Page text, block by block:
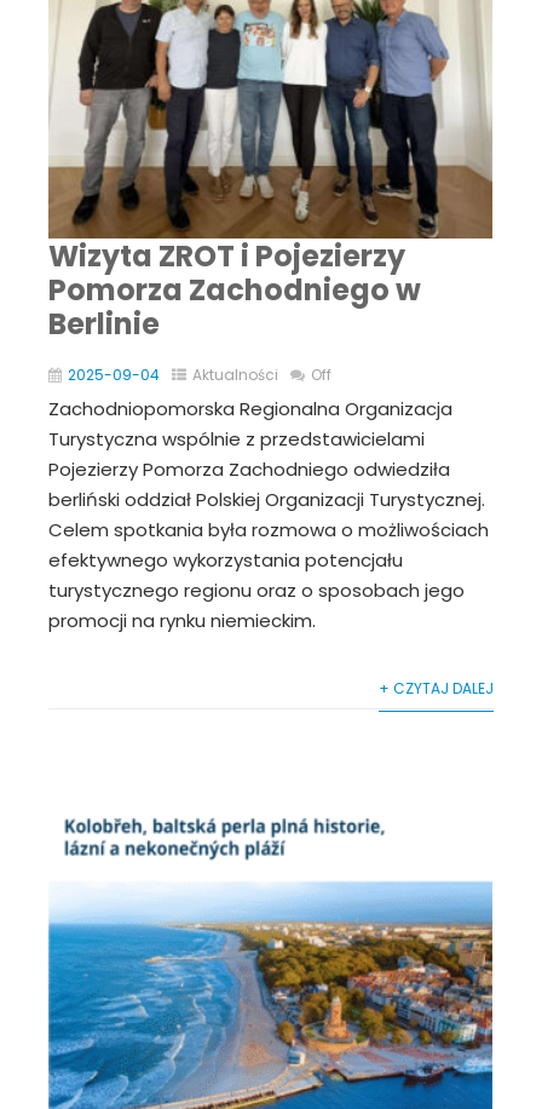
Wizyta ZROT i Pojezierzy
Pomorza Zachodniego w
Berlinie
2025-09-04 Aktualności Off
Zachodniopomorska Regionalna Organizacja
Turystyczna wspólnie z przedstawicielami
Pojezierzy Pomorza Zachodniego odwiedziła
berliński oddział Polskiej Organizacji Turystycznej.
Celem spotkania była rozmowa o możliwościach
efektywnego wykorzystania potencjału
turystycznego regionu oraz o sposobach jego
promocji na rynku niemieckim.
+ CZYTAJ DALEJ